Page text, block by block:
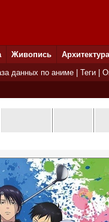
Живопись Архитектура
данных по аниме Теги